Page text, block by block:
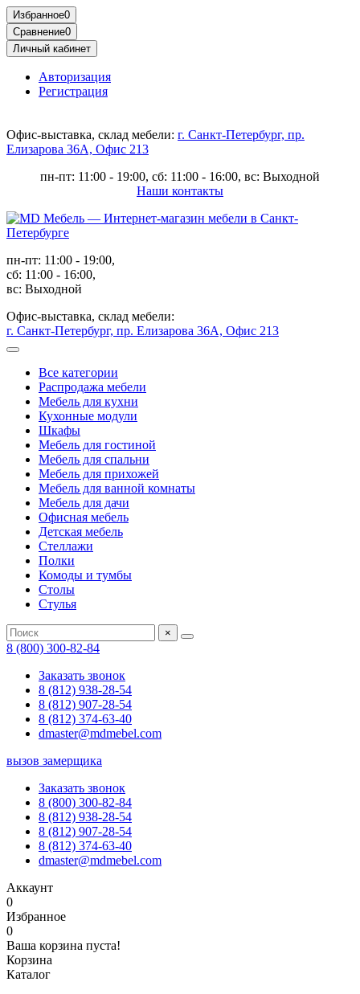
Избранное0
Сравнение0
Личный кабинет
Авторизация
Регистрация
Офис-выставка, склад мебели: г. Санкт-Петербург, пр.
Елизарова 36А, Офис 213
пн-пт: 11:00 - 19:00, сб: 11:00 - 16:00, вс: Выходной
Наши контакты
пн-пт: 11:00 - 19:00,
сб: 11:00 - 16:00,
вс: Выходной
Офис-выставка, склад мебели:
г. Санкт-Петербург, пр. Елизарова 36А, Офис 213
Все категории
Распродажа мебели
Мебель для кухни
Кухонные модули
Шкафы
Мебель для гостиной
Мебель для спальни
Мебель для прихожей
Мебель для ванной комнаты
Мебель для дачи
Офисная мебель
Детская мебель
Стеллажи
Полки
Комоды и тумбы
Столы
Стулья
×
8 (800) 300-82-84
Заказать звонок
8 (812) 938-28-54
8 (812) 907-28-54
8 (812) 374-63-40
dmaster@mdmebel.com
вызов замерщика
Заказать звонок
8 (800) 300-82-84
8 (812) 938-28-54
8 (812) 907-28-54
8 (812) 374-63-40
dmaster@mdmebel.com
Аккаунт
0
Избранное
0
Ваша корзина пуста!
Корзина
Каталог